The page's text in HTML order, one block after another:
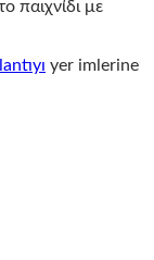
παιχνίδι με
yer imlerine